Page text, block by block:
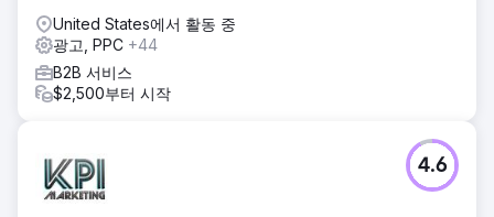
United States에서 활동 중
광고, PPC +44
B2B 서비스
$2,500부터 시작
4.6